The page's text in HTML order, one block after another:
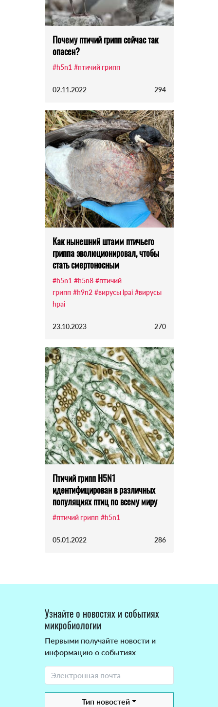
Почему птичий грипп сейчас так
опасен?
#h5n1 #птичий грипп
02.11.2022 294
Как нынешний штамм птичьего
гриппа эволюционировал, чтобы
стать смертоносным
#h5n1 #h5n8 #птичий
грипп #h9n2 #вирусы lpai #вирусы
hpai
23.10.2023 270
Птичий грипп H5N1
идентифицирован в различных
популяциях птиц по всему миру
#птичий грипп #h5n1
05.01.2022 286
Узнайте о новостях и событиях
микробиологии
Первыми получайте новости и
информацию о событиях
Тип новостей